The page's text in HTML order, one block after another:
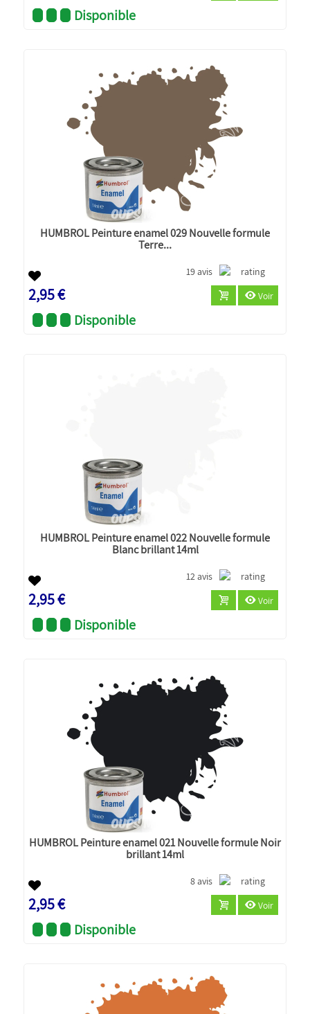
Disponible
HUMBROL Peinture enamel 029 Nouvelle formule
Terre...
19 avis
2,95 € Voir
Disponible
HUMBROL Peinture enamel 022 Nouvelle formule
Blanc brillant 14ml
12 avis
2,95 € Voir
Disponible
HUMBROL Peinture enamel 021 Nouvelle formule Noir
brillant 14ml
8 avis
2,95 € Voir
Disponible